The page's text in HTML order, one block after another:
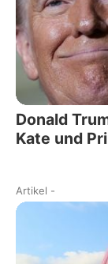
Donald
Kate und
Artikel -